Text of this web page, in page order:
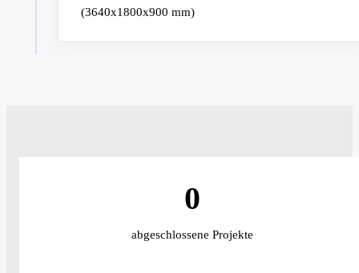
(3640x1800x900 mm)
0
abgeschlossene Projekte